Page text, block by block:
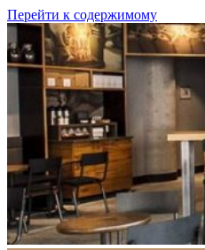
Перейти к содержимому